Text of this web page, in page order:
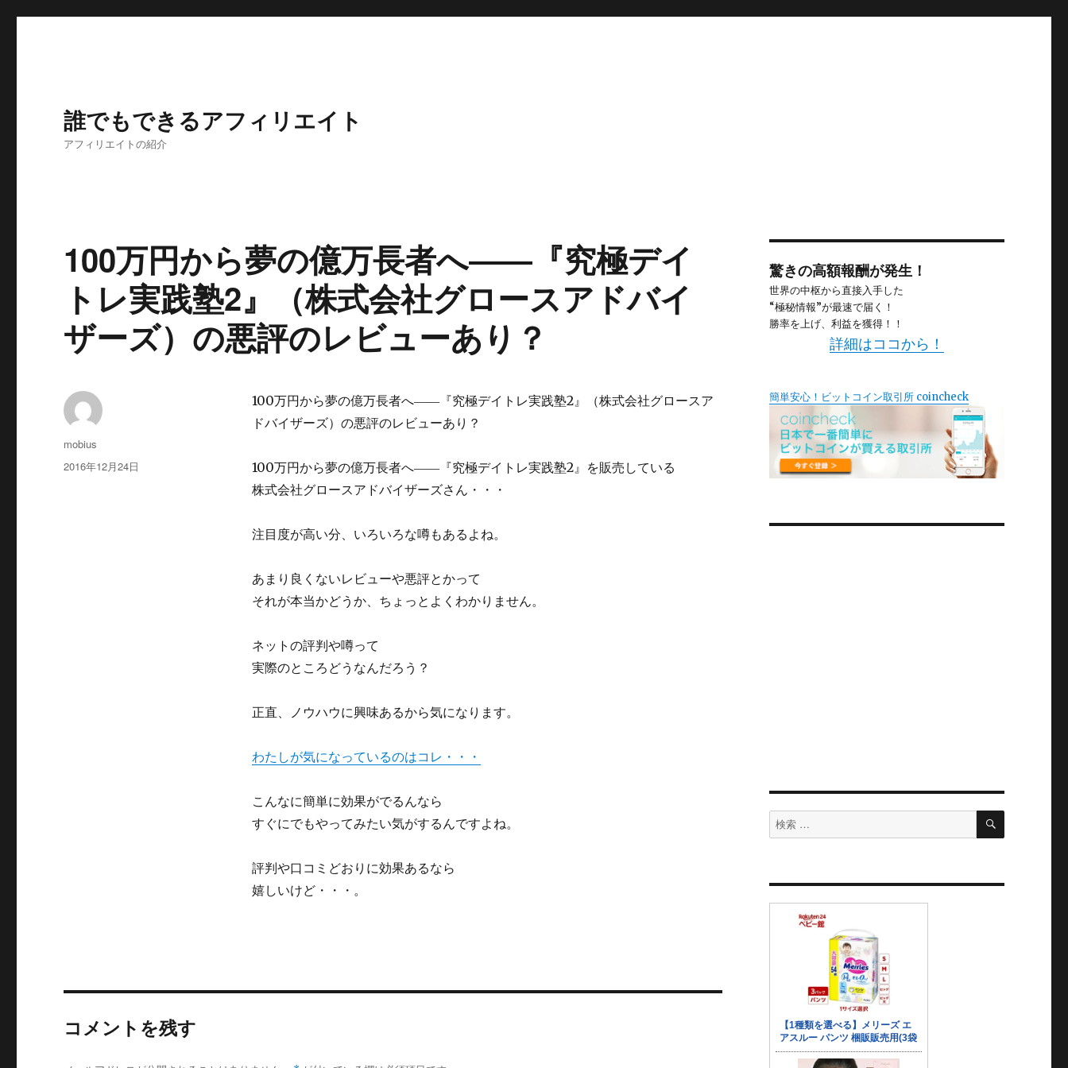
誰でもできるアフィリエイト
アフィリエイトの紹介
100万円から夢の億万長者へ――『究極デイ
トレ実践塾2』（株式会社グロースアドバイ
ザーズ）の悪評のレビューあり？
100万円から夢の億万長者へ――『究極デイトレ実践塾2』（株式会社グロースア
ドバイザーズ）の悪評のレビューあり？
100万円から夢の億万長者へ――『究極デイトレ実践塾2』を販売している
株式会社グロースアドバイザーズさん・・・
注目度が高い分、いろいろな噂もあるよね。
あまり良くないレビューや悪評とかって
それが本当かどうか、ちょっとよくわかりません。
ネットの評判や噂って
実際のところどうなんだろう？
正直、ノウハウに興味あるから気になります。
わたしが気になっているのはコレ・・・
こんなに簡単に効果がでるんなら
すぐにでもやってみたい気がするんですよね。
評判や口コミどおりに効果あるなら
嬉しいけど・・・。
投
稿
mobius
投
2016年12月24日
コメントを残す
驚きの高額報酬が発生！
世界の中枢から直接入手した
“極秘情報”が最速で届く！
勝率を上げ、利益を獲得！！
詳細はココから！
簡単安心！ビットコイン取引所 coincheck
検
索
検